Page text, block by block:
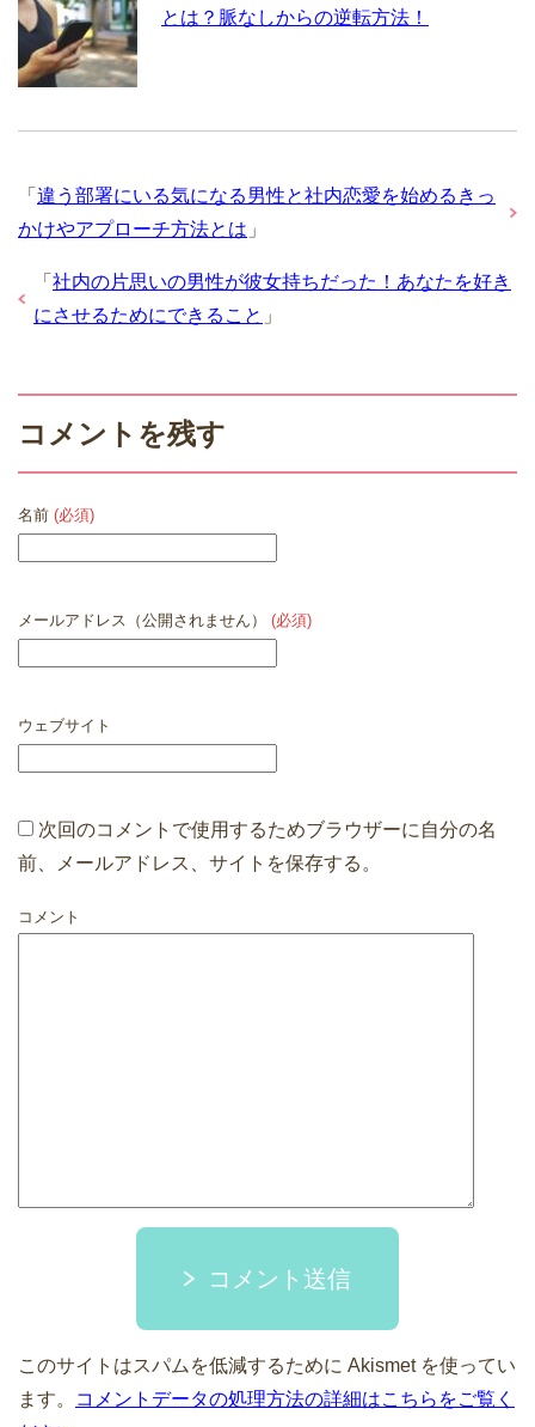
とは？脈なしからの逆転方法！
「 違う部署にいる気になる男性と社内恋愛を始めるきっ
かけやアプローチ方法とは 」
「 社内の片思いの男性が彼女持ちだった！あなたを好き
にさせるためにできること 」
コメントを残す
名前 (必須)
メールアドレス（公開されません） (必須)
ウェブサイト
次回のコメントで使用するためブラウザーに自分の名
前、メールアドレス、サイトを保存する。
コメント
コメント送信
このサイトはスパムを低減するために Akismet を使ってい
ます。
コメントデータの処理方法の詳細はこちらをご覧く